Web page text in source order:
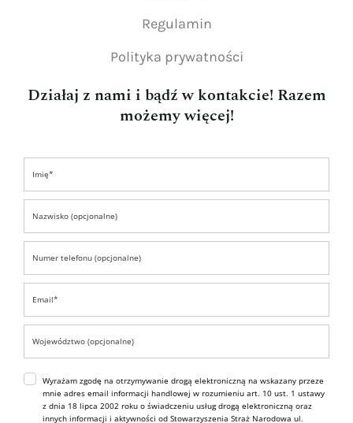
Regulamin
Polityka prywatności
Działaj z nami i bądź w kontakcie! Razem
możemy więcej!
Wyrażam zgodę na otrzymywanie drogą elektroniczną na wskazany przeze
mnie adres email informacji handlowej w rozumieniu art. 10 ust. 1 ustawy
z dnia 18 lipca 2002 roku o świadczeniu usług drogą elektroniczną oraz
innych informacji i aktywności od Stowarzyszenia Straż Narodowa ul.